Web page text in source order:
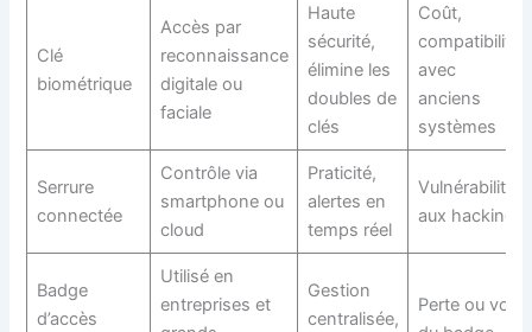
Clé
biométrique
Accès par
reconnaissance
digitale ou
faciale
Haute
sécurité,
élimine les
doubles de
clés
Coût,
compatibilité
avec
anciens
systèmes
Serrure
connectée
Contrôle via
smartphone ou
cloud
Praticité,
alertes en
temps réel
Vulnérabilité
aux hacking
Badge
d’accès
Utilisé en
entreprises et
Gestion
centralisée,
Perte ou vol